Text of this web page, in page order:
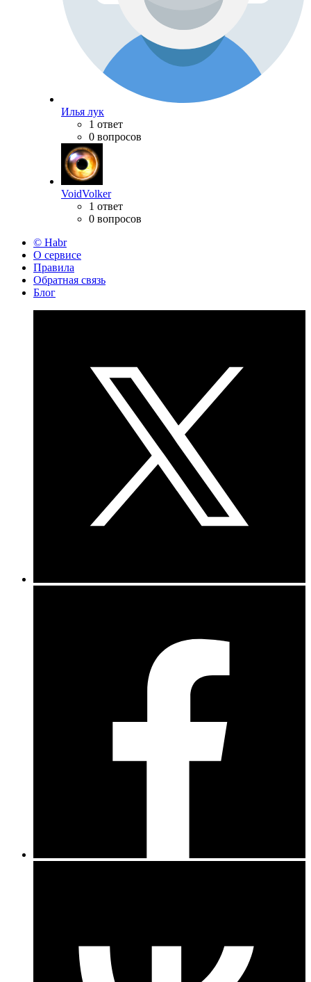
Илья лук
1 ответ
0 вопросов
VoidVolker
1 ответ
0 вопросов
© Habr
О сервисе
Правила
Обратная связь
Блог